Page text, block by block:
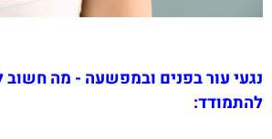
נגעי עור בפנים ובמפשעה - מה חשוב
להתמודד: